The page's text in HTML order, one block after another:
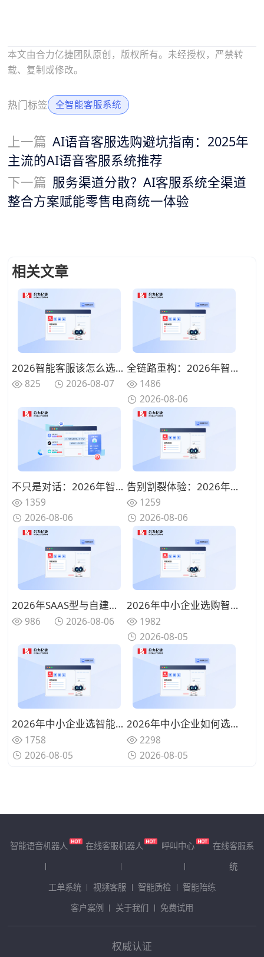
本文由合力亿捷团队原创，版权所有。未经授权，严禁转
载、复制或修改。
热门标签 全智能客服系统
上一篇 AI语音客服选购避坑指南：2025年
主流的AI语音客服系统推荐
下一篇 服务渠道分散？AI客服系统全渠道
整合方案赋能零售电商统一体验
相关文章
2026智能客服该怎么选？从语音交互到全渠道Agent的10家厂商能力拆解
825 2026-08-07
全链路重构：2026年智能客服解决方案如何将人力成本压缩40%？
1486
2026-08-06
不只是对话：2026年智能客服平台如何打通工单与CRM，重构服务闭环
1359
2026-08-06
告别割裂体验：2026年智能客服平台如何用一套系统打通全渠道（附场景解析）
1259
2026-08-06
2026年SAAS型与自建型智能客服系统优劣势全对比，企业应该怎么选？
986 2026-08-06
2026年中小企业选购智能客服哪个牌子好？预算适中的厂商都具备这些特质
1982
2026-08-05
2026年中小企业选智能客服有哪些选择？按这4个业务场景匹配不踩坑
1758
2026-08-05
2026年中小企业如何选智能客服？saas模式智能客服系统选购指南
2298
2026-08-05
智能语音机器人 在线客服机器人 呼叫中心
在线客服系
统
工单系统
视频客服 智能质检
智能陪练
客户案例
关于我们 免费试用
权威认证